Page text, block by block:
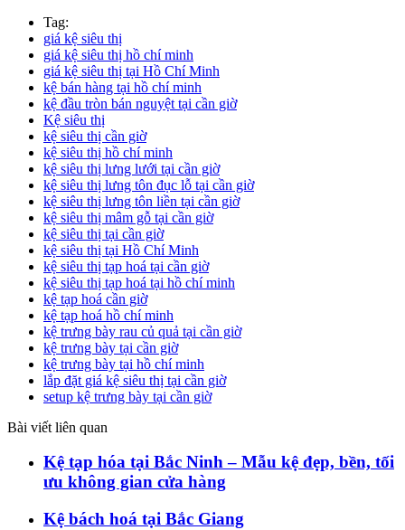
Tag:
giá kệ siêu thị
giá kệ siêu thị hồ chí minh
giá kệ siêu thị tại Hồ Chí Minh
kệ bán hàng tại hồ chí minh
kệ đầu tròn bán nguyệt tại cần giờ
Kệ siêu thị
kệ siêu thị cần giờ
kệ siêu thị hồ chí minh
kệ siêu thị lưng lưới tại cần giờ
kệ siêu thị lưng tôn đục lỗ tại cần giờ
kệ siêu thị lưng tôn liền tại cần giờ
kệ siêu thị mâm gỗ tại cần giờ
kệ siêu thị tại cần giờ
kệ siêu thị tại Hồ Chí Minh
kệ siêu thị tạp hoá tại cần giờ
kệ siêu thị tạp hoá tại hồ chí minh
kệ tạp hoá cần giờ
kệ tạp hoá hồ chí minh
kệ trưng bày rau củ quả tại cần giờ
kệ trưng bày tại cần giờ
kệ trưng bày tại hồ chí minh
lắp đặt giá kệ siêu thị tại cần giờ
setup kệ trưng bày tại cần giờ
Bài viết liên quan
Kệ tạp hóa tại Bắc Ninh – Mẫu kệ đẹp, bền, tối
ưu không gian cửa hàng
Kệ bách hoá tại Bắc Giang